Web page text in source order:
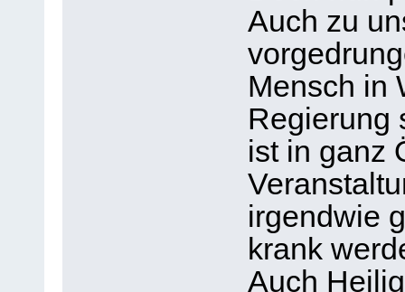
Auch zu
Mensch in
Regierung
ist in ganz
irgendwie
krank
Auch